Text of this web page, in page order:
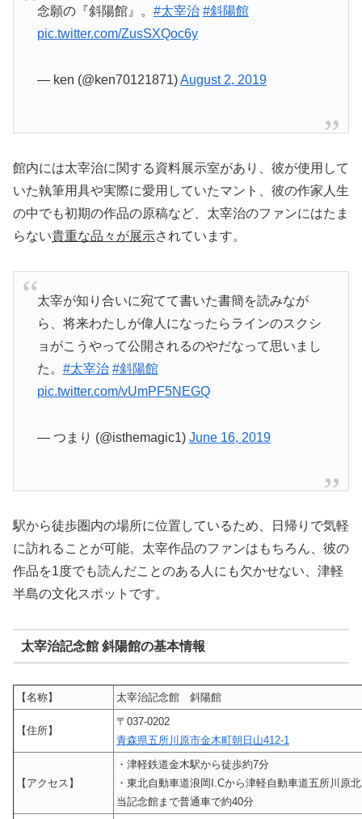
念願の『斜陽館』。 #太宰治 #斜陽館
pic.twitter.com/ZusSXQoc6y
— ken (@ken70121871)August 2, 2019
館内には太宰治に関する資料展示室があり、彼が使用して
いた執筆用具や実際に愛用していたマント、彼の作家人生
の中でも初期の作品の原稿など、太宰治のファンにはたま
らない貴重な品々が展示されています。
太宰が知り合いに宛てて書いた書簡を読みなが
ら、将来わたしが偉人になったらラインのスクシ
ョがこうやって公開されるのやだなって思いまし
た。 #太宰治 #斜陽館
pic.twitter.com/vUmPF5NEGQ
— つまり (@isthemagic1) June 16, 2019
駅から徒歩圏内の場所に位置しているため、日帰りで気軽
に訪れることが可能。太宰作品のファンはもちろん、彼の
作品を1度でも読んだことのある人にも欠かせない、津軽
半島の文化スポットです。
太宰治記念館 斜陽館の基本情報
【名称】 太宰治記念館 斜陽館
【住所】
〒037-0202
青森県五所川原市金木町朝日山412-1
【アクセス】
・津軽鉄道金木駅から徒歩約7分
・東北自動車道浪岡I.Cから津軽自動車道五所川原
当記念館まで普通車で約40分